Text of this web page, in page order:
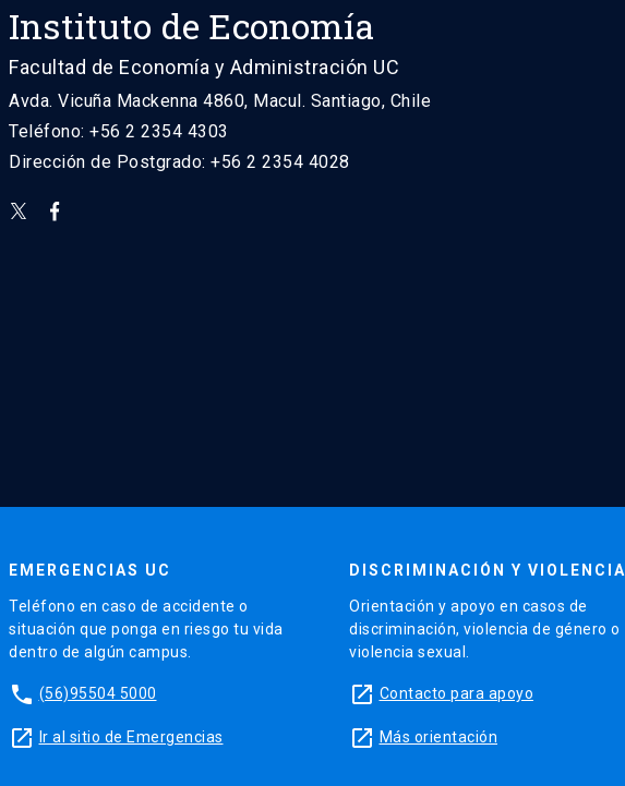
Instituto de Economía
Facultad de Economía y Administración UC
Avda. Vicuña Mackenna 4860, Macul. Santiago, Chile
Teléfono: +56 2 2354 4303
Dirección de Postgrado: +56 2 2354 4028
EMERGENCIAS UC
Teléfono en caso de accidente o
situación que ponga en riesgo tu vida
dentro de algún campus.
phone (56)95504 5000
launch Ir al sitio de Emergencias
DISCRIMINACIÓN Y VIOLENCIA
Orientación y apoyo en casos de
discriminación, violencia de género o
violencia sexual.
launch Contacto para apoyo
launch Más orientación